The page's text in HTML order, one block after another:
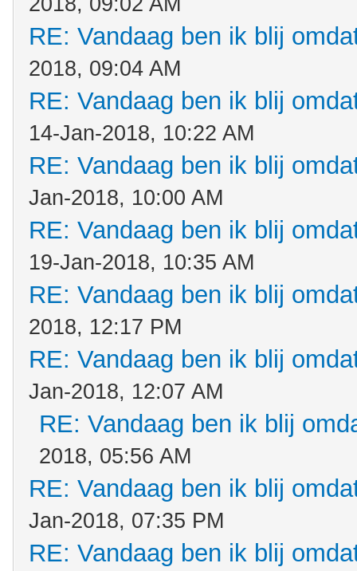
RE: Vandaag ben ik blij
2018, 09:04 AM
RE: Vandaag ben ik blij
14-Jan-2018, 10:22 AM
RE: Vandaag ben ik blij
Jan-2018, 10:00 AM
RE: Vandaag ben ik blij
19-Jan-2018, 10:35 AM
RE: Vandaag ben ik blij
2018, 12:17 PM
RE: Vandaag ben ik blij
Jan-2018, 12:07 AM
RE: Vandaag ben ik blij
2018, 05:56 AM
RE: Vandaag ben ik blij
Jan-2018, 07:35 PM
RE: Vandaag ben ik blij